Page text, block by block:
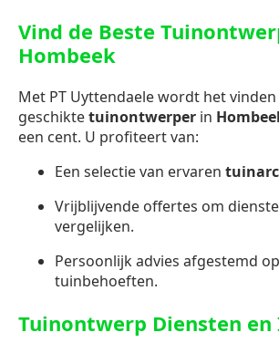
Vind de Beste
Hombeek
Met PT Uyttendaele wordt het vinden
geschiktetuinontwerper in
een cent. U profiteert van:
Een selectie van ervaren
Vrijblijvende offertes om
vergelijken.
Persoonlijk advies afgestemd
tuinbehoeften.
Tuinontwerp Diensten